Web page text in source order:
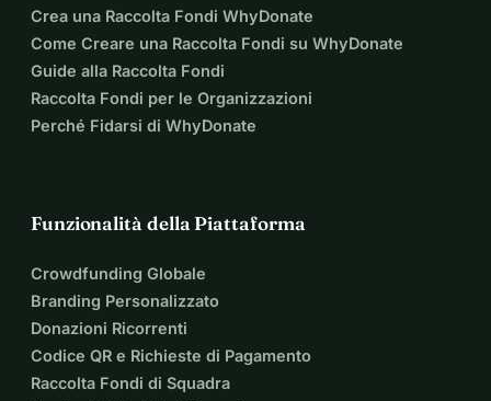
Crea una Raccolta Fondi WhyDonate
Come Creare una Raccolta Fondi su WhyDonate
Guide alla Raccolta Fondi
Raccolta Fondi per le Organizzazioni
Perché Fidarsi di WhyDonate
Funzionalità della Piattaforma
Crowdfunding Globale
Branding Personalizzato
Donazioni Ricorrenti
Codice QR e Richieste di Pagamento
Raccolta Fondi di Squadra